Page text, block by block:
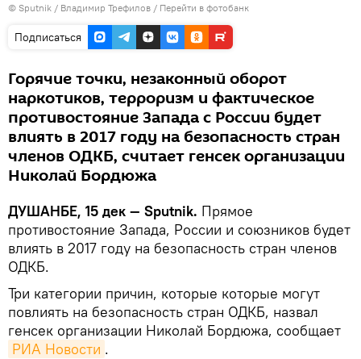
© Sputnik / Владимир Трефилов / Перейти в фотобанк
Подписаться
Горячие точки, незаконный оборот
наркотиков, терроризм и фактическое
противостояние Запада с России будет
влиять в 2017 году на безопасность стран
членов ОДКБ, считает генсек организации
Николай Бордюжа
ДУШАНБЕ, 15 дек — Sputnik. Прямое
противостояние Запада, России и союзников будет
влиять в 2017 году на безопасность стран членов
ОДКБ.
Три категории причин, которые которые могут
повлиять на безопасность стран ОДКБ, назвал
генсек организации Николай Бордюжа, сообщает
РИА Новости .